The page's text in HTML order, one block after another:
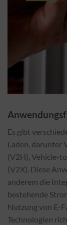
Es gibt
Laden, darunter
(V2H), Vehicle-
(V2X). Diese
anderem die
bestehende
Nutzung von E-
Technologien